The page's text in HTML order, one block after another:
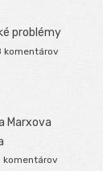
problémy
komentárov
Marxova
komentárov